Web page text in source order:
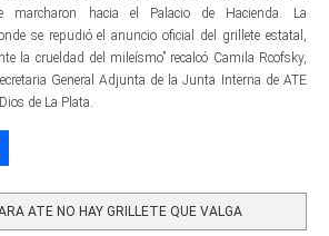
marcharon hacia el Palacio de Hacienda. La
se repudió el anuncio oficial del grillete estatal,
la crueldad del mileísmo” recalcó Camila Rcofsky,
General Adjunta de la Junta Interna de ATE
de La Plata.
ATE NO HAY GRILLETE QUE VALGA